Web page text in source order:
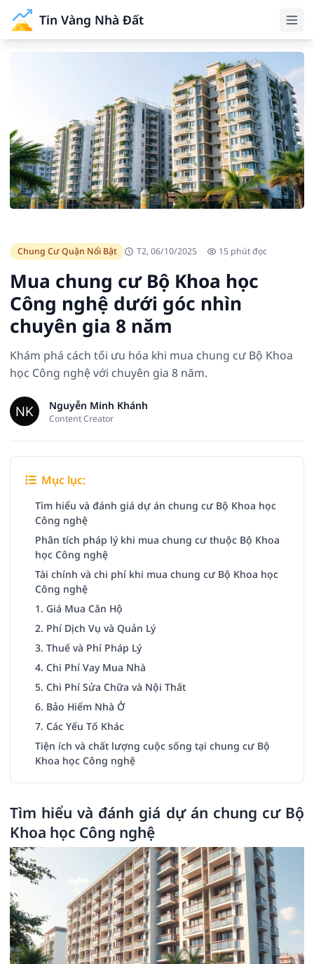
Tin Vàng Nhà Đất
Chung Cư Quận Nổi Bật T2, 06/10/2025 15 phút đọc
Mua chung cư Bộ Khoa học
Công nghệ dưới góc nhìn
chuyên gia 8 năm
Khám phá cách tối ưu hóa khi mua chung cư Bộ Khoa
học Công nghệ với chuyên gia 8 năm.
Nguyễn Minh Khánh
Content Creator
Mục lục:
Tìm hiểu và đánh giá dự án chung cư Bộ Khoa học
Công nghệ
Phân tích pháp lý khi mua chung cư thuộc Bộ Khoa
học Công nghệ
Tài chính và chi phí khi mua chung cư Bộ Khoa học
Công nghệ
1. Giá Mua Căn Hộ
2. Phí Dịch Vụ và Quản Lý
3. Thuế và Phí Pháp Lý
4. Chi Phí Vay Mua Nhà
5. Chi Phí Sửa Chữa và Nội Thất
6. Bảo Hiểm Nhà Ở
7. Các Yếu Tố Khác
Tiện ích và chất lượng cuộc sống tại chung cư Bộ
Khoa học Công nghệ
Tìm hiểu và đánh giá dự án chung cư Bộ
Khoa học Công nghệ